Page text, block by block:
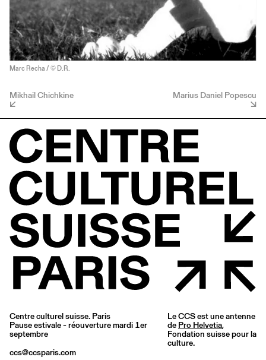
Marc Recha / © D.R.
Mikhail Chichkine Marius Daniel Popescu
Centre culturel suisse. Paris
Pause estivale - réouverture mardi 1er
septembre
ccs@ccsparis.com
Le CCS est une antenne
de Pro Helvetia,
Fondation suisse pour la
culture.